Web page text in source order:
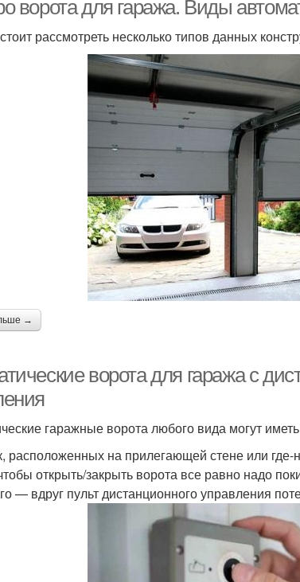
ворота для гаража. Виды
рассмотреть несколько типов данных
→
ворота для гаража с
гаражные ворота любого вида могут
расположенных на прилегающей стене или
открыть/закрыть ворота все равно надо
— вдруг пульт дистанционного управления